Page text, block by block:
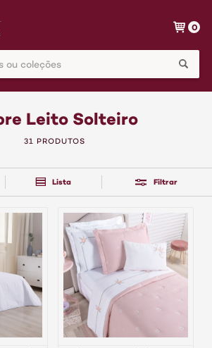
0
Leito Solteiro
Lista Filtrar
31 PRODUTOS